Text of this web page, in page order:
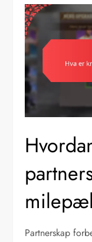
Partnerskap